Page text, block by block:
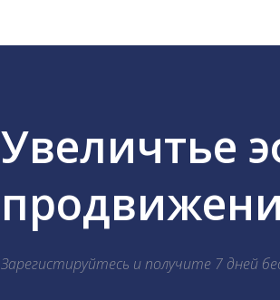
Увеличтье
Зарегистируйтесь и получите 7 дней